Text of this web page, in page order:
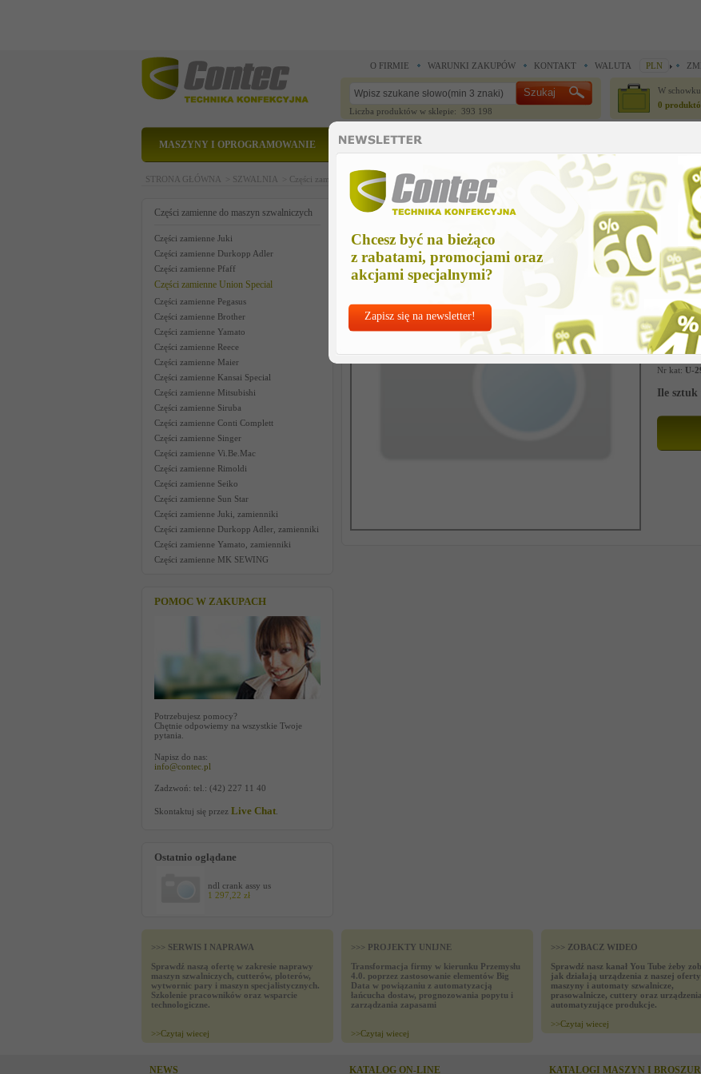
Chcesz być na bieżąco
z rabatami, promocjami oraz
akcjami specjalnymi?
Zapisz się na newsletter!
O FIRMIE WARUNKI ZAKUPÓW KONTAKT WALUTA PLN
Liczba produktów w sklepie: 393 198
W
0
MASZYNY I OPROGRAMOWANIE CZĘŚCI ZAMIENNE
STRONA GŁÓWNA > SZWALNIA > Części zamienne do maszyn szwalniczych >Części zamienne Union Special > ndl crank assy us
Części zamienne do maszyn szwalniczych
Części zamienne Juki
Części zamienne Durkopp Adler
Części zamienne Pfaff
Części zamienne Union Special
Części zamienne Pegasus
Części zamienne Brother
Części zamienne Yamato
Części zamienne Reece
Części zamienne Maier
Części zamienne Kansai Special
Części zamienne Mitsubishi
Części zamienne Siruba
Części zamienne Conti Complett
Części zamienne Singer
Części zamienne Vi.Be.Mac
Części zamienne Rimoldi
Części zamienne Seiko
Części zamienne Sun Star
Części zamienne Juki, zamienniki
Części zamienne Durkopp Adler, zamienniki
Części zamienne Yamato, zamienniki
Części zamienne MK SEWING
POMOC W ZAKUPACH
Potrzebujesz pomocy?
Chętnie odpowiemy na wszystkie Twoje
pytania.
Napisz do nas:
info@contec.pl
Zadzwoń: tel.: (42) 227 11 40
Skontaktuj się przez Live Chat
Ostatnio oglądane
ndl crank assy us
1 297,22 zł
ndl crank assy us
1
Chcesz
Najlepsze
Nr kat: U-
Ile sztuk
>>> SERWIS I NAPRAWA
Sprawdź naszą ofertę w zakresie naprawy
maszyn szwalniczych, cutterów, ploterów,
wytwornic pary i maszyn specjalistycznych.
Szkolenie pracowników oraz wsparcie
technologiczne.
>>Czytaj wiecej
>>> PROJEKTY UNIJNE
Transformacja firmy w kierunku Przemysłu
4.0. poprzez zastosowanie elementów Big
Data w powiązaniu z automatyzacją
łańcucha dostaw, prognozowania popytu i
zarządzania zapasami
>>Czytaj wiecej
>>> ZOBACZ WIDEO
Sprawdź nasz kanał You Tube żeby
jak działają urządzenia z naszej
maszyny i automaty szwalnicze,
prasowalnicze, cuttery oraz urządzenia
automatyzujące produkcje.
>>Czytaj wiecej
NEWS KATALOG ON-LINE KATALOGI MASZYN I